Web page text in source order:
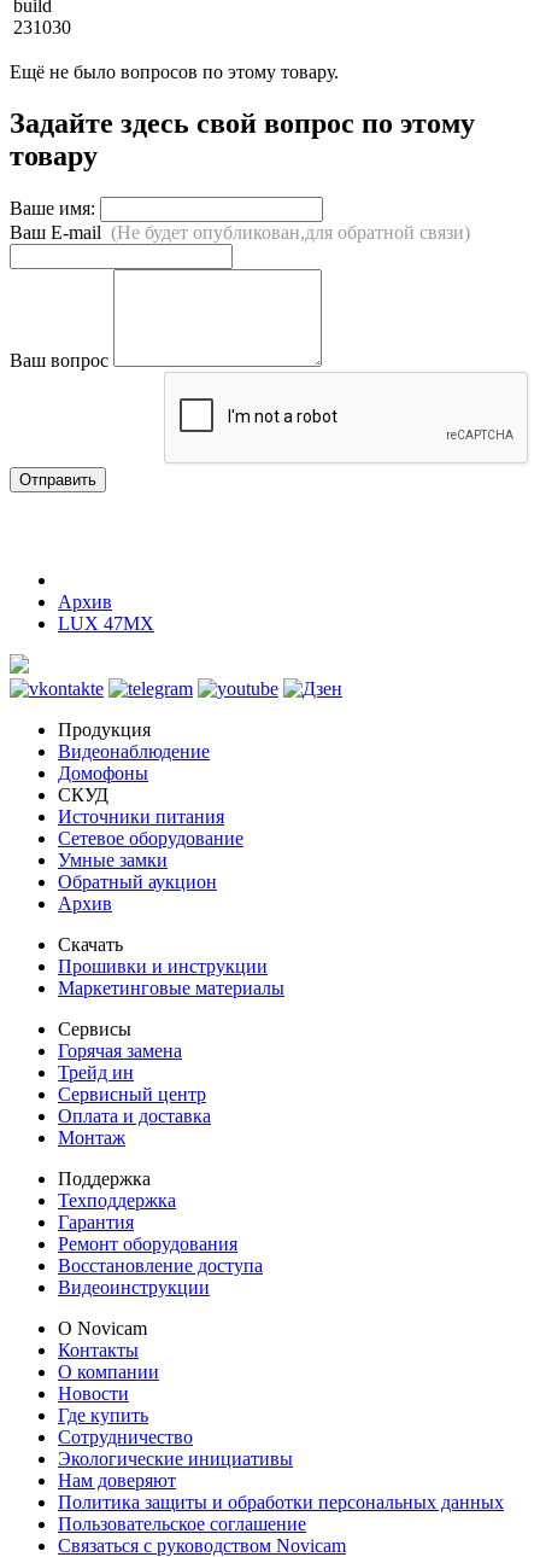
build
231030
Ещё не было вопросов по этому товару.
Задайте здесь свой вопрос по этому
товару
Ваше имя:
Ваш E-mail (Не будет опубликован,для обратной связи)
Ваш вопрос
Отправить
Архив
LUX 47MX
Продукция
Видеонаблюдение
Домофоны
СКУД
Источники питания
Сетевое оборудование
Умные замки
Обратный аукцион
Архив
Скачать
Прошивки и инструкции
Маркетинговые материалы
Сервисы
Горячая замена
Трейд ин
Сервисный центр
Оплата и доставка
Монтаж
Поддержка
Техподдержка
Гарантия
Ремонт оборудования
Восстановление доступа
Видеоинструкции
О Novicam
Контакты
О компании
Новости
Где купить
Сотрудничество
Экологические инициативы
Нам доверяют
Политика защиты и обработки персональных данных
Пользовательское соглашение
Связаться с руководством Novicam